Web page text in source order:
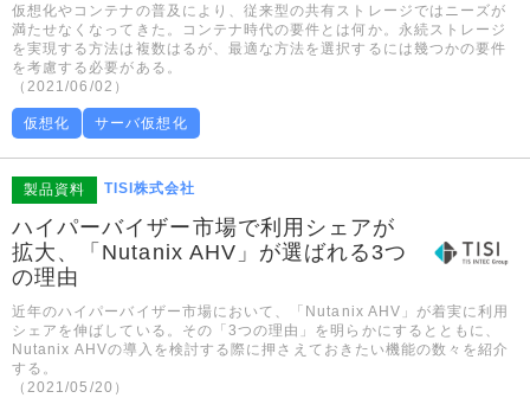
仮想化やコンテナの普及により、従来型の共有ストレージではニーズが
満たせなくなってきた。コンテナ時代の要件とは何か。永続ストレージ
を実現する方法は複数はるが、最適な方法を選択するには幾つかの要件
を考慮する必要がある。
（2021/06/02）
仮想化 サーバ仮想化
製品資料 TISI株式会社
ハイパーバイザー市場で利用シェアが
拡大、「Nutanix AHV」が選ばれる3つ
の理由
近年のハイパーバイザー市場において、「Nutanix AHV」が着実に利用
シェアを伸ばしている。その「3つの理由」を明らかにするとともに、
Nutanix AHVの導入を検討する際に押さえておきたい機能の数々を紹介
する。
（2021/05/20）